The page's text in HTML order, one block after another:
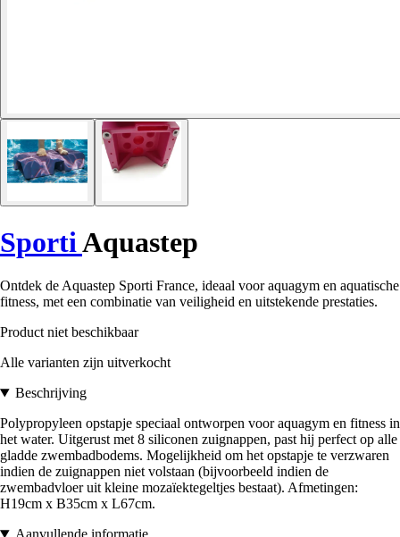
SportiAquastep
Ontdek de Aquastep Sporti France, ideaal voor aquagym en aquatische
fitness, met een combinatie van veiligheid en uitstekende prestaties.
Product niet beschikbaar
Alle varianten zijn uitverkocht
Beschrijving
Polypropyleen opstapje speciaal ontworpen voor aquagym en fitness in
het water. Uitgerust met 8 siliconen zuignappen, past hij perfect op alle
gladde zwembadbodems. Mogelijkheid om het opstapje te verzwaren
indien de zuignappen niet volstaan (bijvoorbeeld indien de
zwembadvloer uit kleine mozaïektegeltjes bestaat). Afmetingen:
H19cm x B35cm x L67cm.